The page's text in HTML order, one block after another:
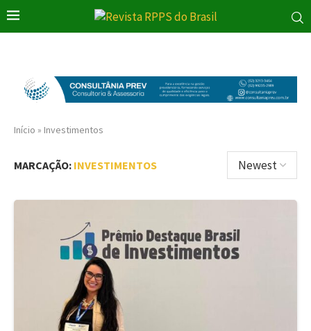
Início » Investimentos
MARCAÇÃO: INVESTIMENTOS